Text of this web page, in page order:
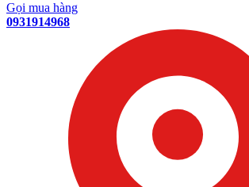
Gọi mua hàng
0931914968